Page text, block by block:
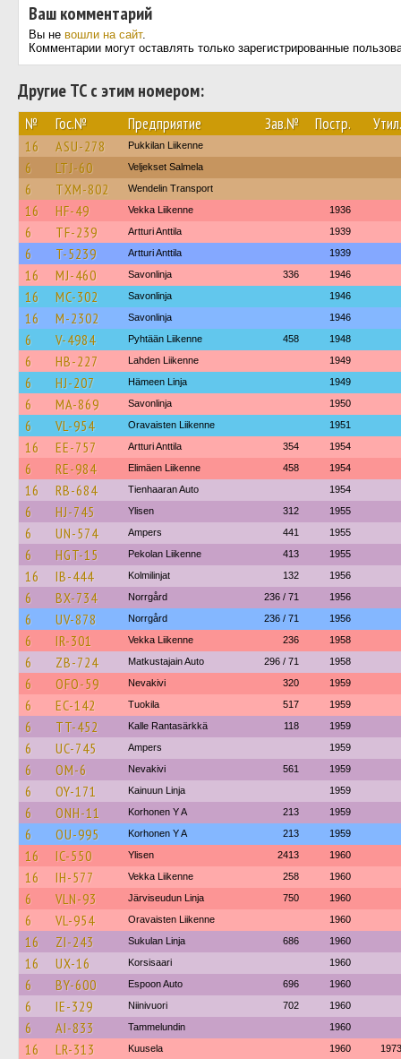
Ваш комментарий
Вы не вошли на сайт.
Комментарии могут оставлять только зарегистрированные
Другие ТС с этим номером:
№ Гос.№ Предприятие Зав.№ Постр. Утил.
16 ASU-278 Pukkilan Liikenne
6 LTJ-60 Veljekset Salmela
6 TXM-802 Wendelin Transport
16 HF-49 Vekka Liikenne 1936
6 TF-239 Artturi Anttila 1939
6 T-5239 Artturi Anttila 1939
16 MJ-460 Savonlinja 336 1946
16 MC-302 Savonlinja 1946
16 M-2302 Savonlinja 1946
6 V-4984 Pyhtään Liikenne 458 1948
6 HB-227 Lahden Liikenne 1949
6 HJ-207 Hämeen Linja 1949
6 MA-869 Savonlinja 1950
6 VL-954 Oravaisten Liikenne 1951
16 EE-757 Artturi Anttila 354 1954
6 RE-984 Elimäen Liikenne 458 1954
16 RB-684 Tienhaaran Auto 1954
6 HJ-745 Ylisen 312 1955
6 UN-574 Ampers 441 1955
6 HGT-15 Pekolan Liikenne 413 1955
16 IB-444 Kolmilinjat 132 1956
6 BX-734 Norrgård 236 / 71 1956
6 UV-878 Norrgård 236 / 71 1956
6 IR-301 Vekka Liikenne 236 1958
6 ZB-724 Matkustajain Auto 296 / 71 1958
6 OFO-59 Nevakivi 320 1959
6 EC-142 Tuokila 517 1959
6 TT-452 Kalle Rantasärkkä 118 1959
6 UC-745 Ampers 1959
6 OM-6 Nevakivi 561 1959
6 OY-171 Kainuun Linja 1959
6 ONH-11 Korhonen Y A 213 1959
6 OU-995 Korhonen Y A 213 1959
16 IC-550 Ylisen 2413 1960
16 IH-577 Vekka Liikenne 258 1960
6 VLN-93 Järviseudun Linja 750 1960
6 VL-954 Oravaisten Liikenne 1960
16 ZI-243 Sukulan Linja 686 1960
16 UX-16 Korsisaari 1960
6 BY-600 Espoon Auto 696 1960
6 IE-329 Niinivuori 702 1960
6 AI-833 Tammelundin 1960
16 LR-313 Kuusela 1960 1973